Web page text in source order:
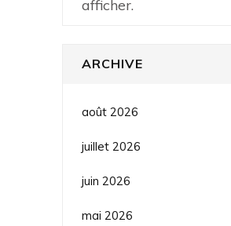
afficher.
ARCHIVE
août 2026
juillet 2026
juin 2026
mai 2026